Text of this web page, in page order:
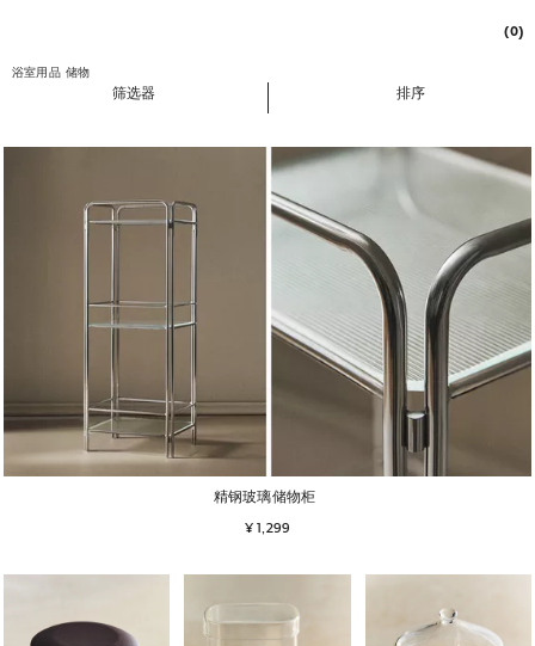
(0)
浴室用品 储物
筛选器 排序
精钢玻璃储物柜
¥ 1,299
图片已更改为 1 / 5 图片已更改为 1 / 5 图片已更改为 1 / 5